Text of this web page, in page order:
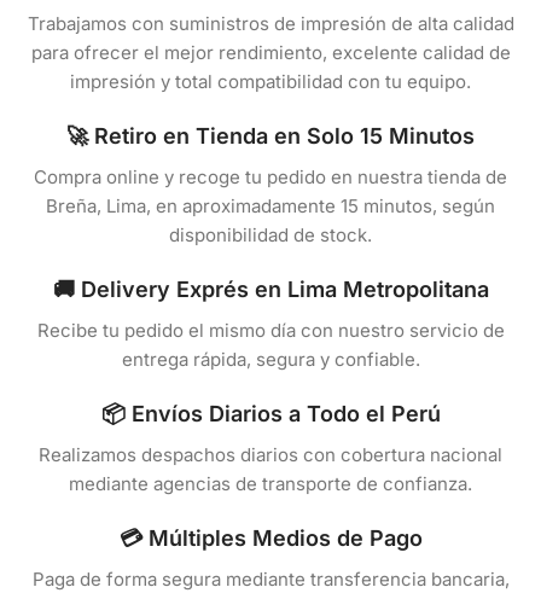
Trabajamos con suministros de impresión de alta calidad
para ofrecer el mejor rendimiento, excelente calidad de
impresión y total compatibilidad con tu equipo.
🚀 Retiro en Tienda en Solo 15 Minutos
Compra online y recoge tu pedido en nuestra tienda de
Breña, Lima, en aproximadamente 15 minutos, según
disponibilidad de stock.
🚚 Delivery Exprés en Lima Metropolitana
Recibe tu pedido el mismo día con nuestro servicio de
entrega rápida, segura y confiable.
📦 Envíos Diarios a Todo el Perú
Realizamos despachos diarios con cobertura nacional
mediante agencias de transporte de confianza.
💳 Múltiples Medios de Pago
Paga de forma segura mediante transferencia bancaria,